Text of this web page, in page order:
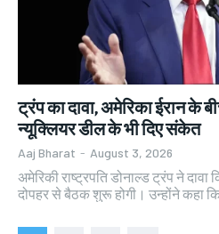
ट्रंप का दावा, अमेरिका ईरान के
न्यूक्लियर डील के भी दिए संकेत
Aaj Bharat - August 3, 2026
अमेरिकी राष्ट्रपति डोनाल्ड ट्रंप ने
दोपहर से बैठक शुरू होगी। उन्होंने कहा